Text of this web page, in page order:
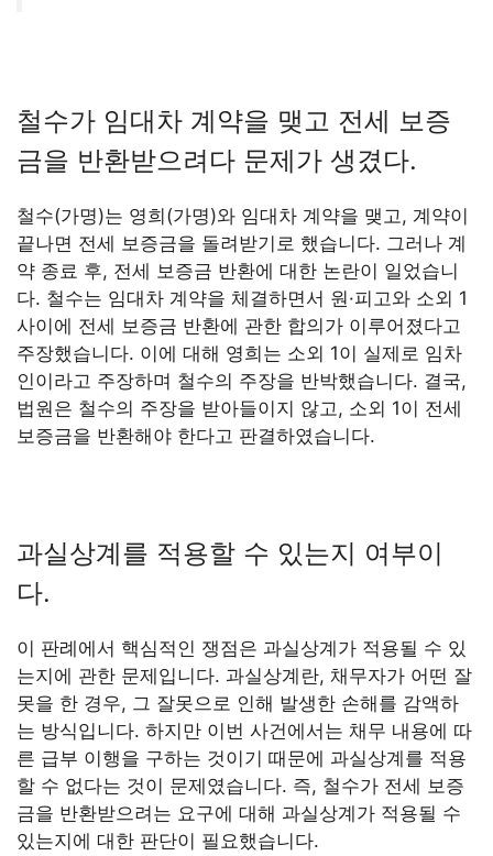
철수가 임대차 계약을 맺고 전세 보증
금을 반환받으려다 문제가 생겼다.
철수(가명)는 영희(가명)와 임대차 계약을 맺고, 계약이
끝나면 전세 보증금을 돌려받기로 했습니다. 그러나 계
약 종료 후, 전세 보증금 반환에 대한 논란이 일었습니
다. 철수는 임대차 계약을 체결하면서 원·피고와 소외 1
사이에 전세 보증금 반환에 관한 합의가 이루어졌다고
주장했습니다. 이에 대해 영희는 소외 1이 실제로 임차
인이라고 주장하며 철수의 주장을 반박했습니다. 결국,
법원은 철수의 주장을 받아들이지 않고, 소외 1이 전세
보증금을 반환해야 한다고 판결하였습니다.
과실상계를 적용할 수 있는지 여부이
다.
이 판례에서 핵심적인 쟁점은 과실상계가 적용될 수 있
는지에 관한 문제입니다. 과실상계란, 채무자가 어떤 잘
못을 한 경우, 그 잘못으로 인해 발생한 손해를 감액하
는 방식입니다. 하지만 이번 사건에서는 채무 내용에 따
른 급부 이행을 구하는 것이기 때문에 과실상계를 적용
할 수 없다는 것이 문제였습니다. 즉, 철수가 전세 보증
금을 반환받으려는 요구에 대해 과실상계가 적용될 수
있는지에 대한 판단이 필요했습니다.